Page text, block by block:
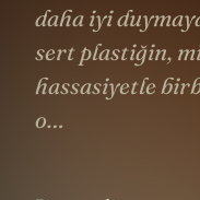
daha iyi
sert plastiğin,
hassasiyetle
o…